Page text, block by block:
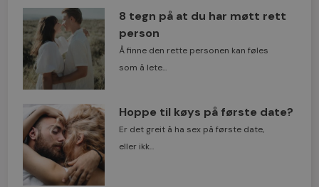
8 tegn på at du har møtt rett
person
Å finne den rette personen kan føles
som å lete...
Hoppe til køys på første date?
Er det greit å ha sex på første date,
eller ikk...